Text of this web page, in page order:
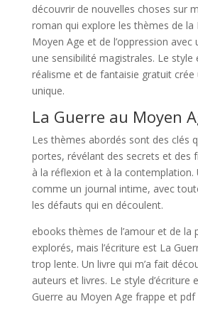
découvrir de nouvelles choses sur
roman qui explore les thèmes de la
Moyen Age et de l’oppression
une sensibilité magistrales. Le style
réalisme et de fantaisie gratuit
unique.
La Guerre au Moyen
Les thèmes abordés sont des clés
portes, révélant des secrets et des
à la réflexion et à la contemplation.
comme un journal intime, avec
les défauts qui en découlent.
ebooks thèmes de l’amour et de la
explorés, mais l’écriture est La
trop lente. Un livre qui m’a fait
auteurs et livres. Le style d’écriture
Guerre au Moyen Age frappe et pdf